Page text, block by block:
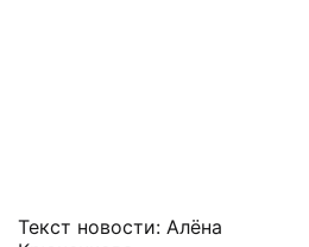
Текст новости: Алёна